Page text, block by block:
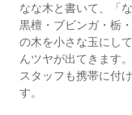
なな木と書いて、「
黒檀・ブビンガ・栃
の木を小さな玉にし
んツヤが出てきます。
スタッフも携帯に付
す。